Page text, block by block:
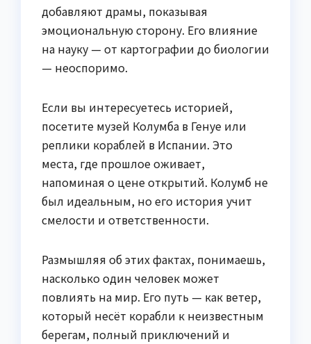
добавляют драмы, показывая
эмоциональную сторону. Его влияние
на науку — от картографии до биологии
— неоспоримо.
Если вы интересуетесь историей,
посетите музей Колумба в Генуе или
реплики кораблей в Испании. Это
места, где прошлое оживает,
напоминая о цене открытий. Колумб не
был идеальным, но его история учит
смелости и ответственности.
Размышляя об этих фактах, понимаешь,
насколько один человек может
повлиять на мир. Его путь — как ветер,
который несёт корабли к неизвестным
берегам, полный приключений и